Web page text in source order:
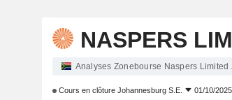
NASPERS
Analyses Zonebourse Naspers Limited
Cours en clôture Johannesburg S.E. 01/10/2025